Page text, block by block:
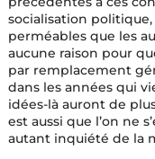
socialisation
perméables que les
aucune raison pour
par remplacement
dans les années qui
idées-là auront de
est aussi que l’on ne
autant inquiété de la